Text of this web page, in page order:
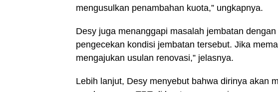
mengusulkan penambahan kuota,” ungkapnya.
Desy juga menanggapi masalah jembatan
pengecekan kondisi jembatan tersebut. Jika
mengajukan usulan renovasi,” jelasnya.
Lebih lanjut, Desy menyebut bahwa dirinya akan